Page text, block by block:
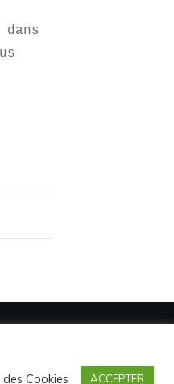
dans
Cookies ACCEPTER